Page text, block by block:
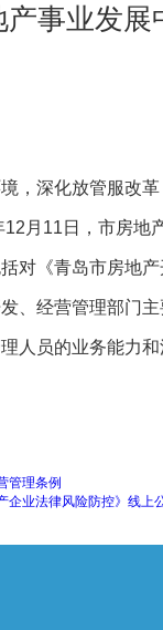
产事业发展
深化放管服改革
月11日，市房地
对《青岛市房地
、经营管理部门
人员的业务能力和
管理条例
企业法律风险防控》线上